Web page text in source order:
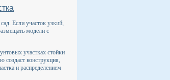
Если участок узкий,
модели с
участках стойки
конструкция,
и распределением